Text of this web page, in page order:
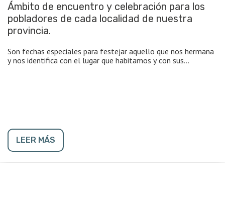
Ámbito de encuentro y celebración para los
pobladores de cada localidad de nuestra
provincia.
Son fechas especiales para festejar aquello que nos hermana
y nos identifica con el lugar que habitamos y con sus
la tierra, el deporte, la naturaleza y la gastronomía. Y como
ocurre en Cinco Saltos, celebramos el recurso fundamental
que permite la vida y la producción en nuestra provincia con la
Fiesta Provincial del Agua.
LEER MÁS